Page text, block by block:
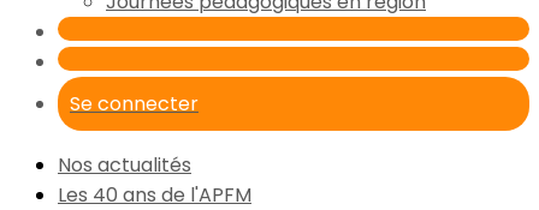
Se connecter
Nos actualités
Les 40 ans de l'APFM